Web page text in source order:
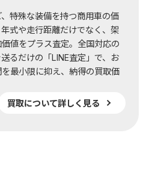
特殊な装備を持つ商用車の価
式や走行距離だけでなく、架
値をプラス査定。全国対応の
るだけの「LINE査定」で、お
最小限に抑え、納得の買取価
買取について詳しく見る